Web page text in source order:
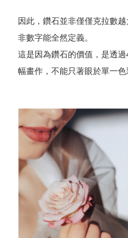
因此，鑽石並非僅僅克拉數
非數字能全然定義。
這是因為鑽石的價值，是透
幅畫作，不能只著眼於單一色